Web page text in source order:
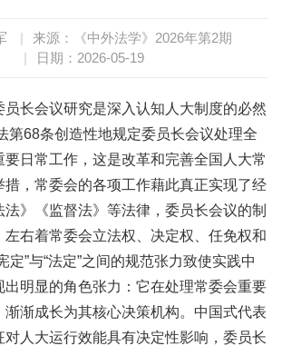
|
来源：《中外法学》2026年第2期
|
日期：2026-05-19
员长会议研究是深入认知人大制度的必然
第68条创造性地规定委员长会议处理全
要日常工作，这是改革和完善全国人大常
措，常委会的各项工作藉此真正实现了经
》《监督法》等法律，委员长会议的制
左右着常委会立法权、决定权、任免权和
定”与“法定”之间的规范张力致使实践中
出明显的角色张力：它在处理常委会重要
渐渐成长为其核心决策机构。中国式代表
对人大运行效能具有决定性影响，委员长